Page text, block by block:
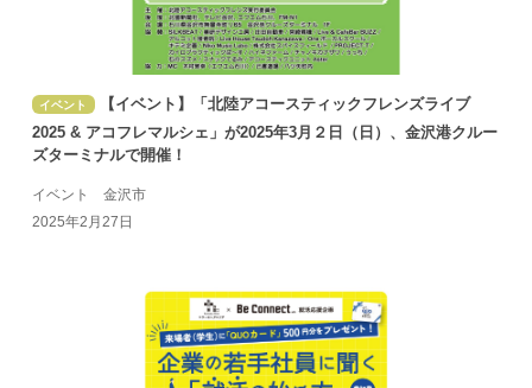
イベント
【イベント】「北陸アコースティックフレンズライブ
2025 & アコフレマルシェ」が2025年3月２日（日）、金沢港クルー
ズターミナルで開催！
イベント 金沢市
2025年2月27日